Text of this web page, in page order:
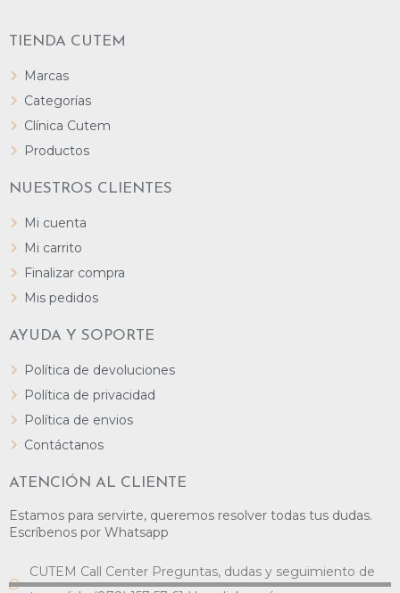
TIENDA CUTEM
Marcas
Categorías
Clínica Cutem
Productos
NUESTROS CLIENTES
Mi cuenta
Mi carrito
Finalizar compra
Mis pedidos
AYUDA Y SOPORTE
Política de devoluciones
Política de privacidad
Política de envios
Contáctanos
ATENCIÓN AL CLIENTE
Estamos para servirte, queremos resolver todas tus dudas.
Escríbenos por Whatsapp
CUTEM Call Center Preguntas, dudas y seguimiento de